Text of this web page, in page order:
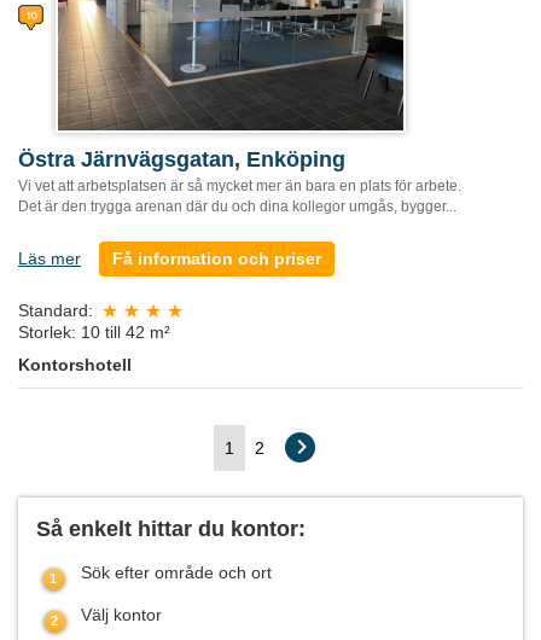
Östra Järnvägsgatan, Enköping
Vi vet att arbetsplatsen är så mycket mer än bara en plats för arbete.
Det är den trygga arenan där du och dina kollegor umgås, bygger...
Läs mer Få information och priser
Standard:
Storlek: 10 till 42 m²
Kontorshotell
1 2
Så enkelt hittar du kontor:
Sök efter område och ort
Välj kontor